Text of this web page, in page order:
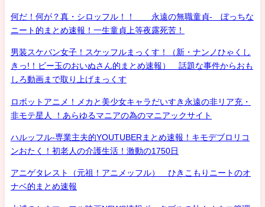
何だ！何が？真・シロッフル！！ 永遠の無職童貞- ぼっちな
ニート的まとめ速報！一生童貞上等夜露死苦！
男装スケバン女子！スケッフルまっくす！（新・ナンノひゃくし
きっ!！ビー玉のおいぬさん的まとめ速報） 話題な事件からおも
しろ動画まで取り上げまっくす
ロボットアニメ！メカと美少女キャラだいすき永遠の非リア充・
非モテ星人 ！あらゆるマニアの為のマニアックサイト
ハルッフル-専業主夫的YOUTUBERまとめ速報！キモデブロリコ
ンおたく！初老人の介護生活！激動の1750日
アニゲタレスト（元祖！アニメッフル） ひきこもりニートのオ
ナベ的まとめ速報